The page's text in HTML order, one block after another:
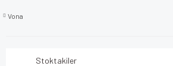
Vona
Stoktakiler